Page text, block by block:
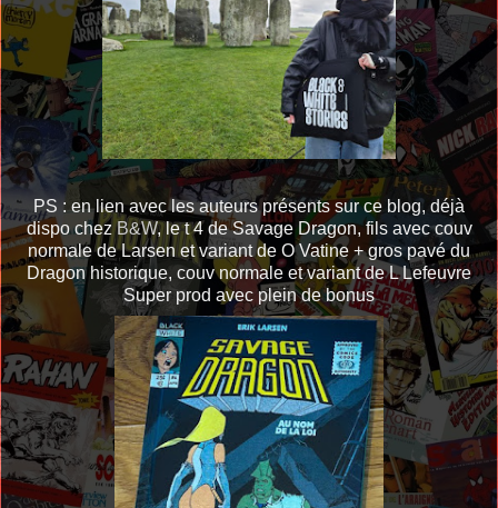
PS : en lien avec les auteurs présents sur ce blog, déjà
dispo chezB&W, le t 4 de Savage Dragon, fils avec couv
normale de Larsen et variant de O Vatine + gros pavé du
Dragon historique, couv normale et variant de L Lefeuvre
Super prod avec plein de bonus